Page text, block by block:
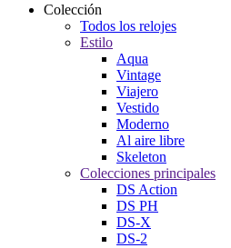
Colección
Todos los relojes
Estilo
Aqua
Vintage
Viajero
Vestido
Moderno
Al aire libre
Skeleton
Colecciones principales
DS Action
DS PH
DS-X
DS-2